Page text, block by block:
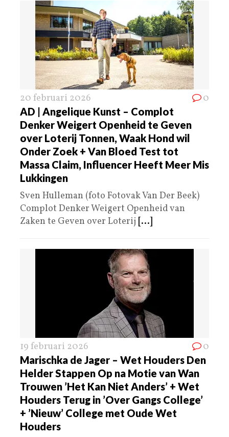
20 februari 2026 0
AD | Angelique Kunst – Complot
Denker Weigert Openheid te Geven
over Loterij Tonnen, Waak Hond wil
Onder Zoek + Van Bloed Test tot
Massa Claim, Influencer Heeft Meer Mis
Lukkingen
Sven Hulleman (foto Fotovak Van Der Beek)
Complot Denker Weigert Openheid van
Zaken te Geven over Loterij [...]
19 februari 2026 0
Marischka de Jager – Wet Houders Den
Helder Stappen Op na Motie van Wan
Trouwen ’Het Kan Niet Anders’ + Wet
Houders Terug in ’Over Gangs College’
+ ’Nieuw’ College met Oude Wet
Houders